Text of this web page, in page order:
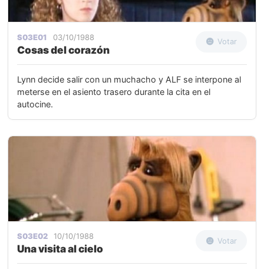
S03E01 03/10/1988
Cosas del corazón
Votar
Lynn decide salir con un muchacho y ALF se interpone al
meterse en el asiento trasero durante la cita en el
autocine.
S03E02 10/10/1988
Una visita al cielo
Votar